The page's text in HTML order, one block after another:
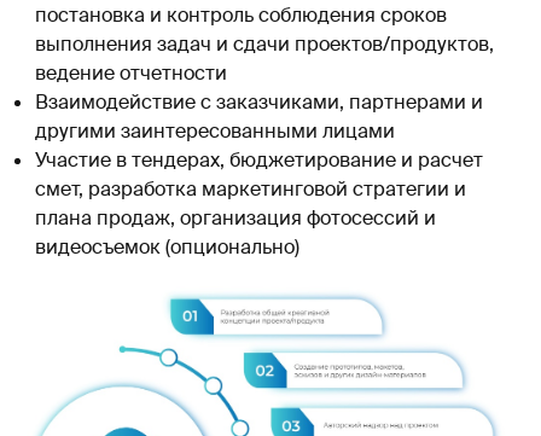
постановка и контроль соблюдения сроков
выполнения задач и сдачи проектов/продуктов,
ведение отчетности
Взаимодействие с заказчиками, партнерами и
другими заинтересованными лицами
Участие в тендерах, бюджетирование и расчет
смет, разработка маркетинговой стратегии и
плана продаж, организация фотосессий и
видеосъемок (опционально)